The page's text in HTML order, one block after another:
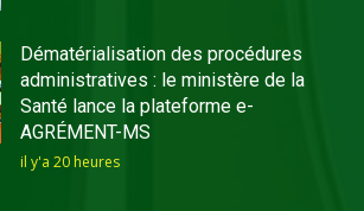
Dématérialisation des procédures
administratives : le ministère de la
Santé lance la plateforme e-
AGRÉMENT-MS
il y'a 20 heures